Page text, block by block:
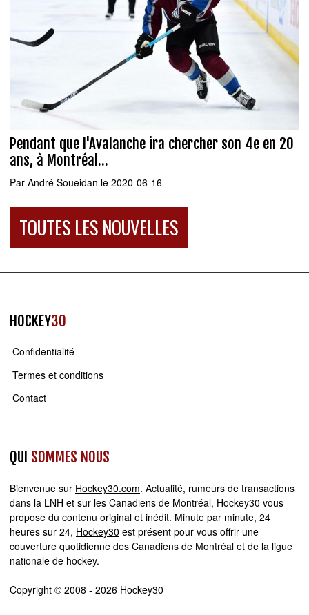
Pendant que l'Avalanche ira chercher son 4e en 20
ans, à Montréal...
Par André Soueidan le 2020-06-16
TOUTES LES NOUVELLES
HOCKEY30
Confidentialité
Termes et conditions
Contact
QUI SOMMES NOUS
Bienvenue sur Hockey30.com. Actualité, rumeurs de transactions
dans la LNH et sur les Canadiens de Montréal, Hockey30 vous
propose du contenu original et inédit. Minute par minute, 24
heures sur 24, Hockey30 est présent pour vous offrir une
couverture quotidienne des Canadiens de Montréal et de la ligue
nationale de hockey.
Copyright © 2008 - 2026 Hockey30